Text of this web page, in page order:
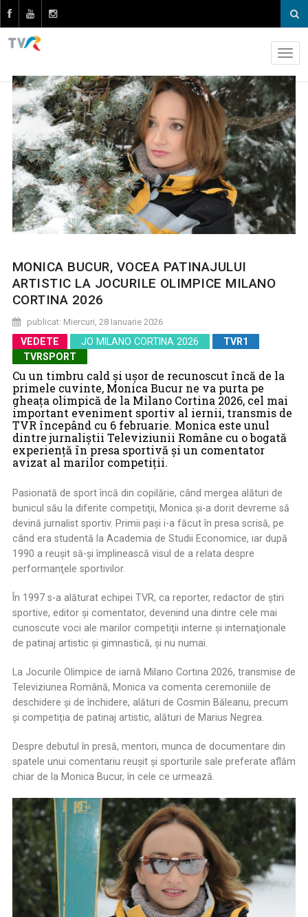
MONICA BUCUR, VOCEA PATINAJULUI
ARTISTIC LA JOCURILE OLIMPICE MILANO
CORTINA 2026
publicat: Miercuri, 28 Ianuarie 2026
VEDETE JO MILANO CORTINA 2026
TVR1
TVRSPORT
Cu un timbru cald şi uşor de recunoscut încă de la
primele cuvinte, Monica Bucur ne va purta pe
gheaţa olimpică de la Milano Cortina 2026, cel mai
important eveniment sportiv al iernii, transmis de
TVR începând cu 6 februarie. Monica este unul
dintre jurnaliştii Televiziunii Române cu o bogată
experienţă în presa sportivă şi un comentator
avizat al marilor competiţii.
Pasionată de sport încă din copilărie, când mergea alături de
bunicul său la diferite competiţii, Monica şi-a dorit devreme să
devină jurnalist sportiv. Primii paşi i-a făcut în presa scrisă, pe
când era studentă la Academia de Studii Economice, iar după
1990 a reuşit să-şi împlinească visul de a relata despre
performanţele sportivilor.
În 1997 s-a alăturat echipei TVR, ca reporter, redactor de ştiri
sportive, editor şi comentator, devenind una dintre cele mai
cunoscute voci ale marilor competiţii interne şi internaţionale
de patinaj artistic şi gimnastică, şi nu numai.
La Jocurile Olimpice de iarnă Milano Cortina 2026, transmise de
Televiziunea Română, Monica va comenta ceremoniile de
deschidere şi de închidere, alături de Cosmin Băleanu, precum
şi competiţia de patinaj artistic, alături de Marius Negrea.
Despre debutul în presă, mentori, munca de documentare din
spatele unui comentariu reuşit şi sporturile sale preferate aflăm
chiar de la Monica Bucur, în cele ce urmează.